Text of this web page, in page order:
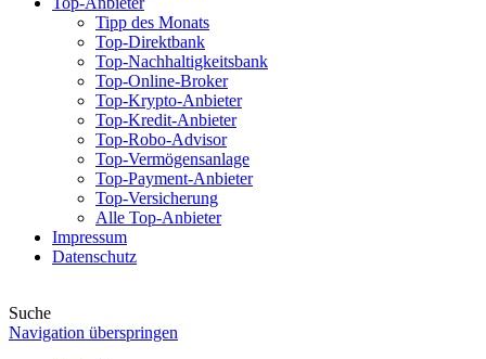
Tipp des Monats
Top-Direktbank
Top-Nachhaltigkeitsbank
Top-Online-Broker
Top-Krypto-Anbieter
Top-Kredit-Anbieter
Top-Robo-Advisor
Top-Vermögensanlage
Top-Payment-Anbieter
Top-Versicherung
Alle Top-Anbieter
Impressum
Datenschutz
Suche
Navigation überspringen